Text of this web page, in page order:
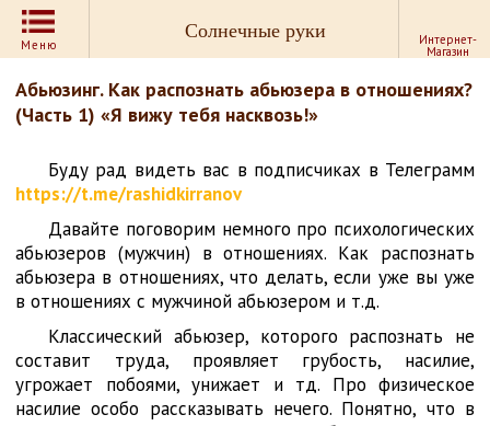
Меню
Солнечные руки Интернет-
Магазин
Абьюзинг. Как распознать абьюзера в отношениях?
(Часть 1) «Я вижу тебя насквозь!»
Буду рад видеть вас в подписчиках в Телеграмм
https://t.me/rashidkirranov
Давайте поговорим немного про психологических
абьюзеров (мужчин) в отношениях. Как распознать
абьюзера в отношениях, что делать, если уже вы уже
в отношениях с мужчиной абьюзером и т.д.
Классический абьюзер, которого распознать не
составит труда, проявляет грубость, насилие,
угрожает побоями, унижает и тд. Про физическое
насилие особо рассказывать нечего. Понятно, что в